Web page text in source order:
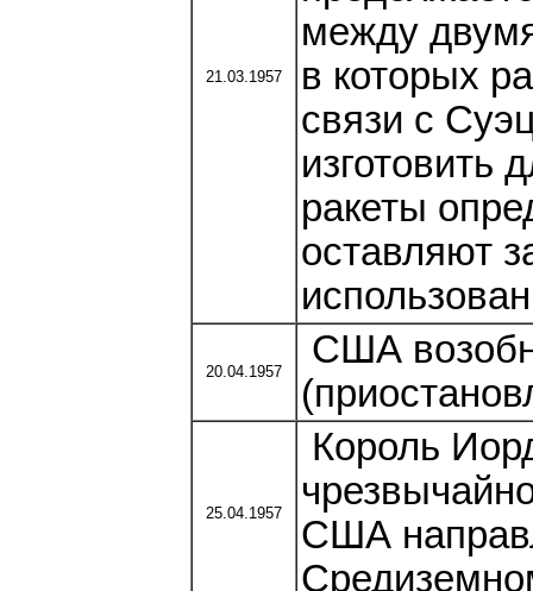
21.03.1957
между
в которых
связи с
изготовить
ракеты
оставляют
20.04.1957
США
25.04.1957
Король
США